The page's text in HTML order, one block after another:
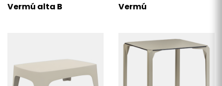
Vermú alta B Vermú